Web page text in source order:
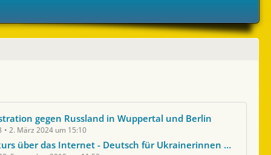
gegen Russland in Wuppertal und Berlin
2. März 2024 um 15:10
über das Internet - Deutsch für Ukrainerinnen und Ukrainer